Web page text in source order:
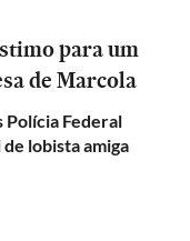
para um
de Marcola
Polícia Federal
lobista amiga